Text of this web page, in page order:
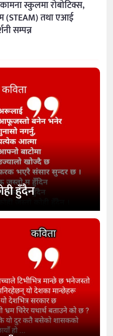
स्कुलमा रोबोटिक्स,
(STEAM) तथा एआई
सम्पन्न
हुँदैन